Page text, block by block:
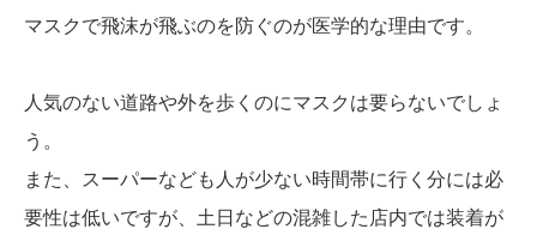
マスクで飛沫が飛ぶのを防ぐのが医学的な理由です。
人気のない道路や外を歩くのにマスクは要らないでしょ
う。
また、スーパーなども人が少ない時間帯に行く分には必
要性は低いですが、土日などの混雑した店内では装着が